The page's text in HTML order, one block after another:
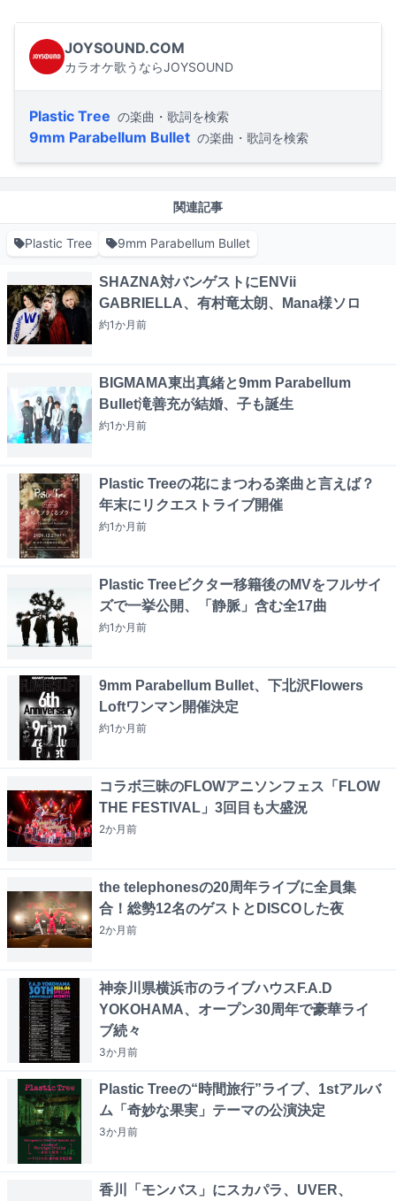
JOYSOUND.COM
カラオケ歌うならJOYSOUND
Plastic Tree の楽曲・歌詞を検索
9mm Parabellum Bullet の楽曲・歌詞を検索
関連記事
Plastic Tree 9mm Parabellum Bullet
SHAZNA対バンゲストにENVii
GABRIELLA、有村竜太朗、Mana様ソロ
約1か月前
BIGMAMA東出真緒と9mm Parabellum
Bullet滝善充が結婚、子も誕生
約1か月前
Plastic Treeの花にまつわる楽曲と言えば？
年末にリクエストライブ開催
約1か月前
Plastic Treeビクター移籍後のMVをフルサイ
ズで一挙公開、「静脈」含む全17曲
約1か月前
9mm Parabellum Bullet、下北沢Flowers
Loftワンマン開催決定
約1か月前
コラボ三昧のFLOWアニソンフェス「FLOW
THE FESTIVAL」3回目も大盛況
2か月前
the telephonesの20周年ライブに全員集
合！総勢12名のゲストとDISCOした夜
2か月前
神奈川県横浜市のライブハウスF.A.D
YOKOHAMA、オープン30周年で豪華ライ
ブ続々
3か月前
Plastic Treeの“時間旅行”ライブ、1stアルバ
ム「奇妙な果実」テーマの公演決定
3か月前
香川「モンバス」にスカパラ、UVER、